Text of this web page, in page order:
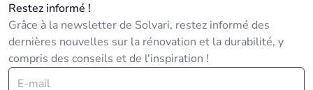
Restez informé !
Grâce à la newsletter de Solvari, restez informé des
dernières nouvelles sur la rénovation et la durabilité, y
compris des conseils et de l'inspiration !